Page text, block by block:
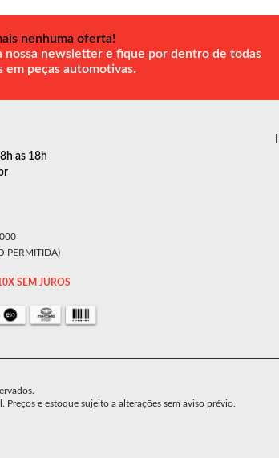
nenhuma oferta!
nossa newsletter e fique por dentro de todas
em peças automotivas.
as 18h
PERMITIDA)
SEM JUROS
e estoque sujeito a alterações sem aviso prévio.